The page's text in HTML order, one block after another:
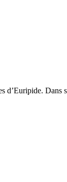
d’Euripide. Dans